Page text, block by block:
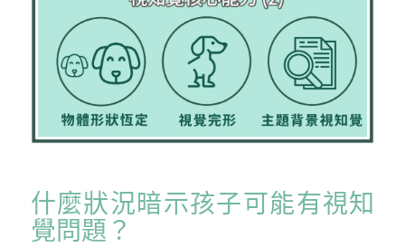
什麼狀況暗示孩子可能有視知
覺問題？